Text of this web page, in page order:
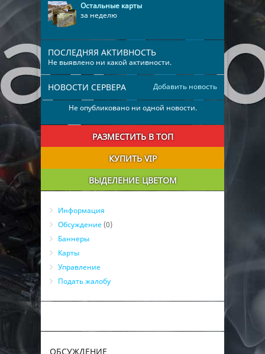
Остальные карты
за неделю
ПОСЛЕДНЯЯ АКТИВНОСТЬ
Не выявлено ни какой активности.
Добавить новость
НОВОСТИ СЕРВЕРА
Не опубликовано ни одной новости.
РАЗМЕСТИТЬ В ТОП
КУПИТЬ VIP
ВЫДЕЛЕНИЕ ЦВЕТОМ
Информация
Обсуждение (0)
Баннеры
Карты
Управление
Подать жалобу
ОБСУЖДЕНИЕ